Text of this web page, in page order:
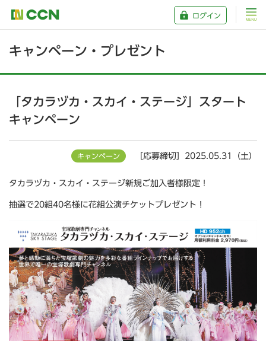
ログイン
キャンペーン・プレゼント
「タカラヅカ・スカイ・ステージ」スタート
キャンペーン
キャンペーン ［応募締切］2025.05.31（土）
タカラヅカ・スカイ・ステージ新規ご加入者様限定！
抽選で20組40名様に花組公演チケットプレゼント！